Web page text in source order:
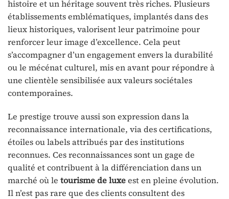
histoire et un héritage souvent très riches. Plusieurs
établissements emblématiques, implantés dans des
lieux historiques, valorisent leur patrimoine pour
renforcer leur image d’excellence. Cela peut
s’accompagner d’un engagement envers la durabilité
ou le mécénat culturel, mis en avant pour répondre à
une clientèle sensibilisée aux valeurs sociétales
contemporaines.
Le prestige trouve aussi son expression dans la
reconnaissance internationale, via des certifications,
étoiles ou labels attribués par des institutions
reconnues. Ces reconnaissances sont un gage de
qualité et contribuent à la différenciation dans un
marché où le tourisme de luxeest en pleine évolution.
Il n’est pas rare que des clients consultent des